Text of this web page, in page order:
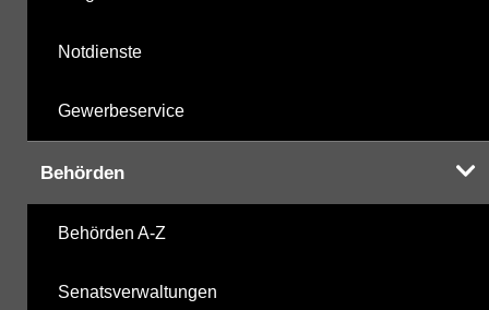
Notdienste
Gewerbeservice
Behörden
Behörden A-Z
Senatsverwaltungen